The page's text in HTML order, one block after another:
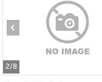
2/8
‹